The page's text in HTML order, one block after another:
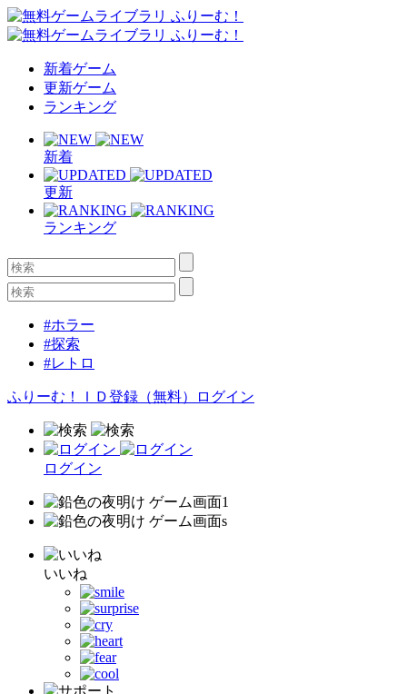
新着ゲーム
更新ゲーム
ランキング
新着
更新
ランキング
#ホラー
#探索
#レトロ
ふりーむ！ＩＤ登録（無料） ログイン
ログイン
いいね